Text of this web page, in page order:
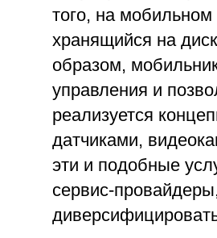
того, на
хранящийся на
образом,
управления и
реализуется
датчиками,
эти и подобные
сервис-